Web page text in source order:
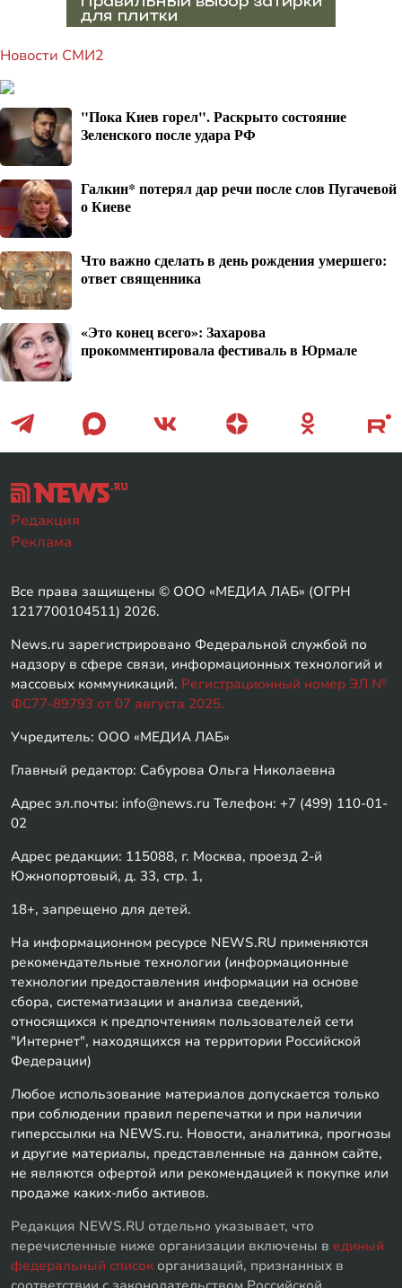
Новости СМИ2
"Пока Киев горел". Раскрыто состояние
Зеленского после удара РФ
Галкин* потерял дар речи после слов Пугачевой
о Киеве
Что важно сделать в день рождения умершего:
ответ священника
«Это конец всего»: Захарова
прокомментировала фестиваль в Юрмале
Редакция
Реклама
Все права защищены © ООО «МЕДИА ЛАБ» (ОГРН
1217700104511) 2026.
News.ru зарегистрировано Федеральной службой по
надзору в сфере связи, информационных технологий и
массовых коммуникаций. Регистрационный номер ЭЛ №
ФС77-89793 от 07 августа 2025.
Учредитель: ООО «МЕДИА ЛАБ»
Главный редактор: Сабурова Ольга Николаевна
Адрес эл.почты: info@news.ru Телефон: +7 (499) 110-01-
02
Адрес редакции: 115088, г. Москва, проезд 2-й
Южнопортовый, д. 33, стр. 1,
18+, запрещено для детей.
На информационном ресурсе NEWS.RU применяются
рекомендательные технологии (информационные
технологии предоставления информации на основе
сбора, систематизации и анализа сведений,
относящихся к предпочтениям пользователей сети
"Интернет", находящихся на территории Российской
Федерации)
Любое использование материалов допускается только
при соблюдении правил перепечатки и при наличии
гиперссылки на NEWS.ru. Новости, аналитика, прогнозы
и другие материалы, представленные на данном сайте,
не являются офертой или рекомендацией к покупке или
продаже каких-либо активов.
Редакция NEWS.RU отдельно указывает, что
перечисленные ниже организации включены в единый
федеральный список организаций, признанных в